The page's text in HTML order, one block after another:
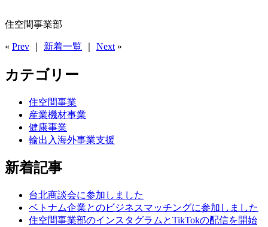
住空間事業部
« Prev 新着一覧 Next »
カテゴリー
住空間事業
産業機材事業
健康事業
輸出入海外事業支援
新着記事
台北商談会に参加しました
ベトナム企業とのビジネスマッチングに参加しました
住空間事業部のインスタグラムとTikTokの配信を開始